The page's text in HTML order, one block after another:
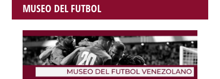
MUSEO DEL FUTBOL